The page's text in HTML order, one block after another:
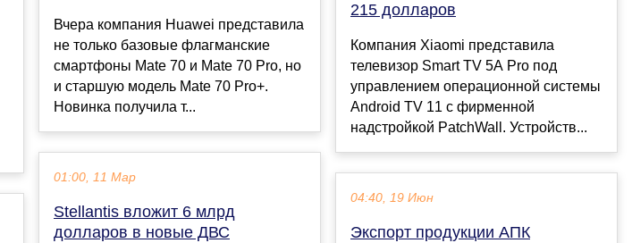
Вчера компания Huawei представила
не только базовые флагманские
смартфоны Mate 70 и Mate 70 Pro, но
и старшую модель Mate 70 Pro+.
Новинка получила т...
01:00, 11 Мар
Stellantis вложит 6 млрд
долларов в новые ДВС
215 долларов
Компания Xiaomi представила
телевизор Smart TV 5A Pro под
управлением операционной системы
Android TV 11 с фирменной
надстройкой PatchWall. Устройств...
04:40, 19 Июн
Экспорт продукции АПК